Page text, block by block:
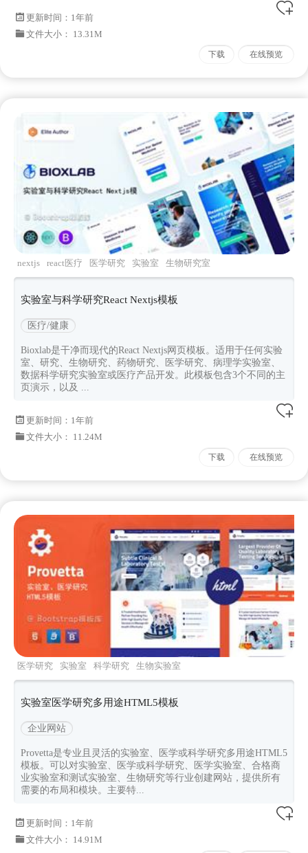
更新时间： 1年前
文件大小： 13.31M
下载 在线预览
nextjs react医疗 医学研究 实验室 生物研究室
实验室与科学研究React Nextjs模板
医疗/健康
Bioxlab是干净而现代的React Nextjs网页模板。适用于任何实验
室、研究、生物研究、药物研究、医学研究、病理学实验室、
数据科学研究实验室或医疗产品开发。此模板包含3个不同的主
页演示，以及 ...
更新时间： 1年前
文件大小： 11.24M
下载 在线预览
医学研究 实验室 科学研究
生物实验室
bootstrap页面
实验室医学研究多用途HTML5模板
企业网站
Provetta是专业且灵活的实验室、医学或科学研究多用途HTML5
模板。可以对实验室、医学或科学研究、医学实验室、合格商
业实验室和测试实验室、生物研究等行业创建网站，提供所有
需要的布局和模块。主要特...
更新时间： 1年前
文件大小： 14.91M